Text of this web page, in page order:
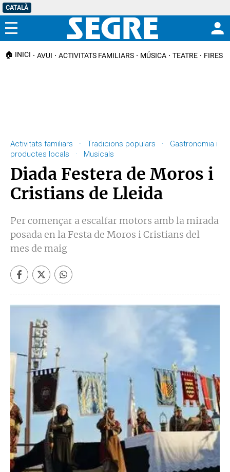
CATALÀ
Menú
🏠 INICI AVUI ACTIVITATS FAMILIARS MÚSICA TEATRE FIRES I
Activitats familiars · Tradicions populars · Gastronomia i
productes locals · Musicals
Diada Festera de Moros i
Cristians de Lleida
Per començar a escalfar motors amb la mirada
posada en la Festa de Moros i Cristians del
mes de maig